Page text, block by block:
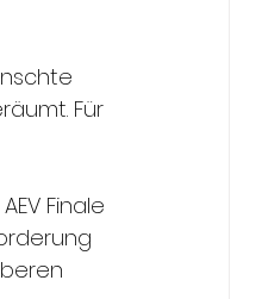
Für
Finale